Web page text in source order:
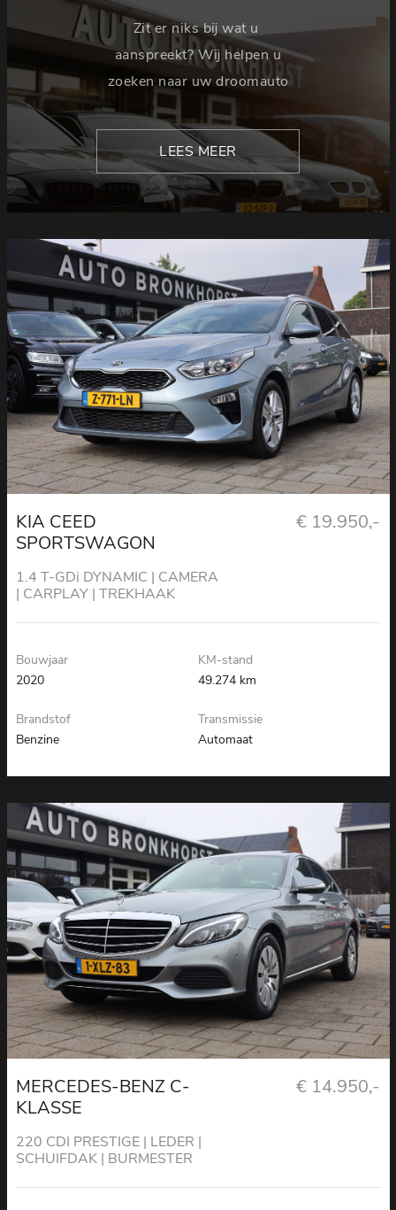
Zit er niks bij wat u
aanspreekt? Wij helpen u
zoeken naar uw droomauto
LEES MEER
KIA CEED
SPORTSWAGON
1.4 T-GDi DYNAMIC | CAMERA
| CARPLAY | TREKHAAK
€ 19.950,-
Bouwjaar
2020
KM-stand
49.274 km
Brandstof
Benzine
Transmissie
Automaat
MERCEDES-BENZ C-
KLASSE
220 CDI PRESTIGE | LEDER |
SCHUIFDAK | BURMESTER
€ 14.950,-